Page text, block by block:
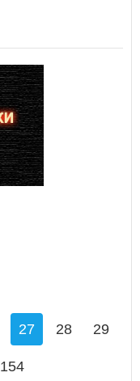
27 28 29
154